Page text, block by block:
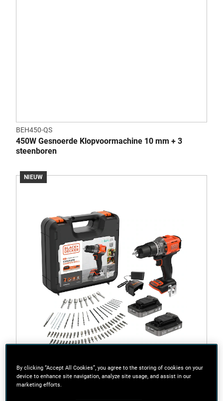
BEH450-QS
450W Gesnoerde Klopvoormachine 10 mm + 3
steenboren
NIEUW
By clicking “Accept All Cookies”, you agree to the storing of cookies on your
device to enhance site navigation, analyze site usage, and assist in our
marketing efforts.